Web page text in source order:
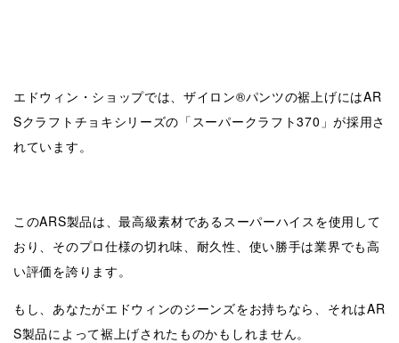
エドウィン・ショップでは、ザイロン®パンツの裾上げにはAR
Sクラフトチョキシリーズの「スーパークラフト370」が採用さ
れています。
このARS製品は、最高級素材であるスーパーハイスを使用して
おり、そのプロ仕様の切れ味、耐久性、使い勝手は業界でも高
い評価を誇ります。
もし、あなたがエドウィンのジーンズをお持ちなら、それはAR
S製品によって裾上げされたものかもしれません。